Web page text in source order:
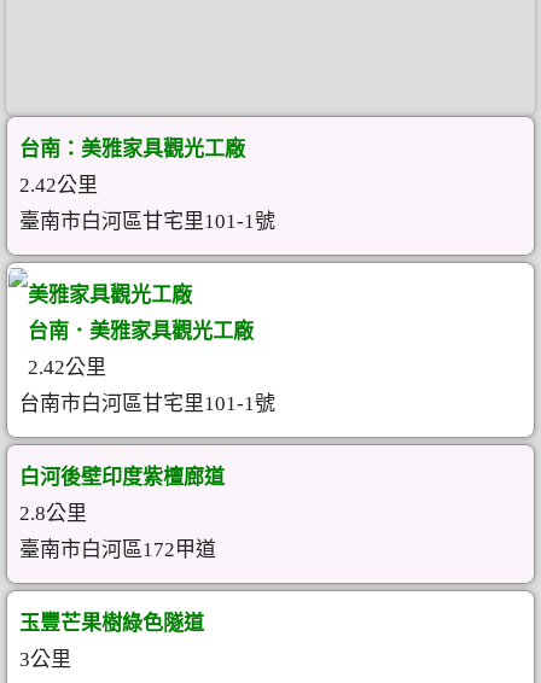
台南：美雅家具觀光工廠
2.42公里
臺南市白河區甘宅里101-1號
美雅家具觀光工廠
台南．美雅家具觀光工廠
2.42公里
台南市白河區甘宅里101-1號
白河後壁印度紫檀廊道
2.8公里
臺南市白河區172甲道
玉豐芒果樹綠色隧道
3公里